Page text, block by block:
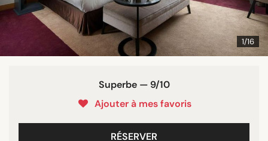
1/16
Superbe — 9/10
Ajouter à mes favoris
RÉSERVER